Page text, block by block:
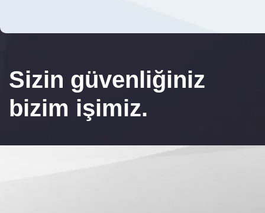
Sizin güvenliğiniz
bizim işimiz.